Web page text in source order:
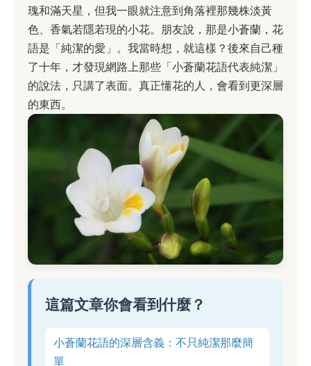
瑰和滿天星，但我一眼就注意到角落裡那幾株淡黃
色、香氣若隱若現的小花。朋友說，那是小蒼蘭，花
語是「純潔的愛」。我當時想，就這樣？後來自己種
了十年，才發現網路上那些「小蒼蘭花語代表純潔」
的說法，只講了表面。真正懂花的人，會看到更深層
的東西。
這篇文章你會看到什麼？
小蒼蘭花語的深層含義：不只純潔那麼簡
單